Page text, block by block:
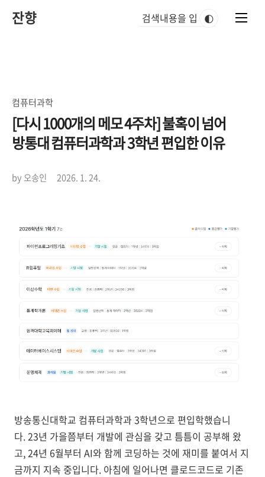
잔향 🌓
컴퓨터과학
[다시 1000개의 메모 4주차] 불혹이 넘어
방통대 컴퓨터과학과 3학년 편입한 이유
by 오송인 2026. 1. 24.
방송통신대학교 컴퓨터과학과 3학년으로 편입학했습니
다. 23년 가을쯤부터 개발에 관심을 갖고 틈틈이 공부해 왔
고, 24년 6월부터 AI와 함께 코딩하는 것에 재미를 붙여서 지
금까지 지속 중입니다. 아침에 일어나면 클로드코드로 기존